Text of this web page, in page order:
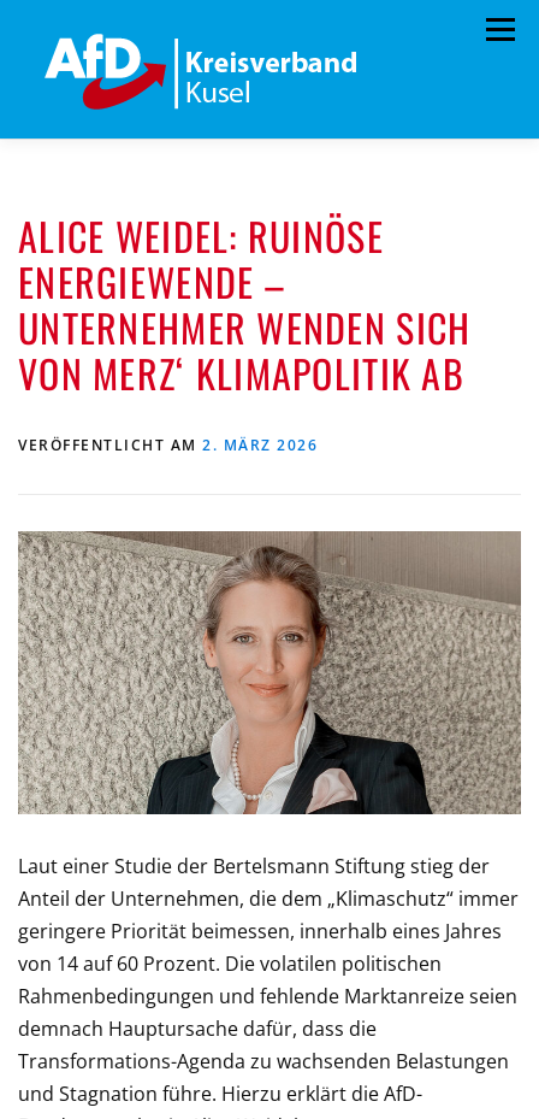
springen
Menü
PROGRAMM KONTAKT
MITGLIED WERDEN SPENDEN
ALICE WEIDEL: RUINÖSE
ENERGIEWENDE –
UNTERNEHMER WENDEN SICH
VON MERZ‘ KLIMAPOLITIK AB
VERÖFFENTLICHT AM 2. MÄRZ 2026
Laut einer Studie der Bertelsmann Stiftung stieg der
Anteil der Unternehmen, die dem „Klimaschutz“ immer
geringere Priorität beimessen, innerhalb eines Jahres
von 14 auf 60 Prozent. Die volatilen politischen
Rahmenbedingungen und fehlende Marktanreize seien
demnach Hauptursache dafür, dass die
Transformations-Agenda zu wachsenden Belastungen
und Stagnation führe. Hierzu erklärt die AfD-